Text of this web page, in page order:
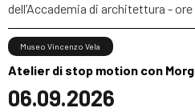
dell’Accademia di architettura - ore
Atelier di stop motion con
06.09.2026
Museo Vincenzo Vela